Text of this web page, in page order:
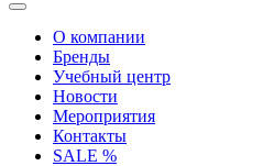
О компании
Бренды
Учебный центр
Новости
Мероприятия
Контакты
SALE %